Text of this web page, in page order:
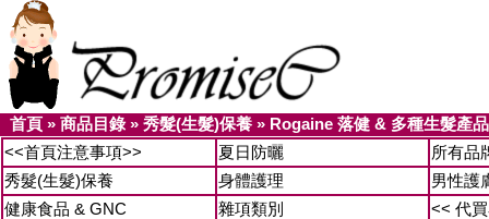
首頁 » 商品目錄» 秀髮(生髮)保養 » Rogaine 落健 & 多種生髮產品
<<首頁注意事項>>
夏日防曬
所有品
秀髮(生髮)保養
身體護理
男性護
健康食品 & GNC
雜項類別
<< 代